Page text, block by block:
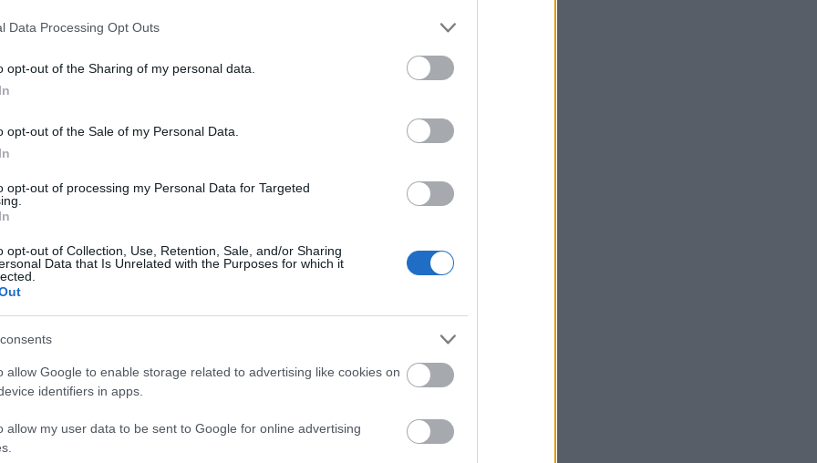
Data Processing Opt Outs
opt-out of the Sharing of my personal data.
opt-out of the Sale of my Personal Data.
opt-out of processing my Personal Data for Targeted
opt-out of Collection, Use, Retention, Sale, and/or Sharing
Data that Is Unrelated with the Purposes for which it
allow Google to enable storage related to advertising like cookies on
identifiers in apps.
allow my user data to be sent to Google for online advertising
28°
Συννεφιά
βορειοδυτικός Άνεμος3 bf Ανατολικός-βορειοανατολικός